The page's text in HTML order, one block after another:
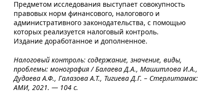
Предметом исследования выступает совокупность
правовых норм финансового, налогового и
административного законодательства, с помощью
которых реализуется налоговый контроль.
Издание доработанное и дополненное.
Налоговый контроль: содержание, значение, виды,
проблемы: монография / Балаева Д.А., Машитлова И.А.,
Дудаева А.Ф., Галазова А.Т., Тигиева Д.Г. – Стерлитамак:
АМИ, 2021. — 104 с.